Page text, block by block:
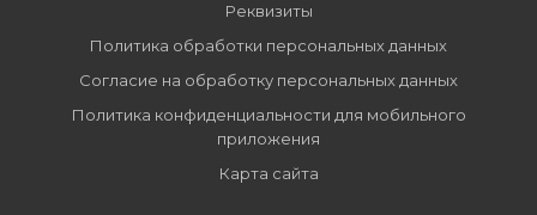
Реквизиты
Политика обработки персональных данных
Согласие на обработку персональных данных
Политика конфиденциальности для мобильного
приложения
Карта сайта